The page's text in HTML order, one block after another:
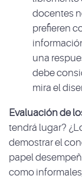
docentes
prefieren
una
debe
mira el
Evaluación de
tendrá lugar?
demostrar el
papel
como